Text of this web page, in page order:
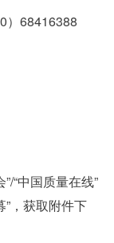
68416388
“中国质量在线”
，获取附件下